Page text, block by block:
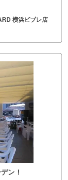
横浜ビブレ店
ン！